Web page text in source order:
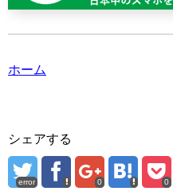
ホーム
シェアする
error 0 0